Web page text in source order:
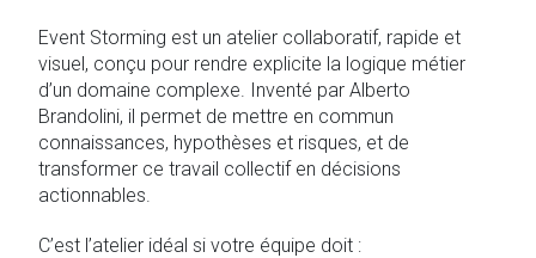
Event Storming est un atelier collaboratif, rapide et
visuel, conçu pour rendre explicite la logique métier
d’un domaine complexe. Inventé par Alberto
Brandolini, il permet de mettre en commun
connaissances, hypothèses et risques, et de
transformer ce travail collectif en décisions
actionnables.
C’est l’atelier idéal si votre équipe doit :